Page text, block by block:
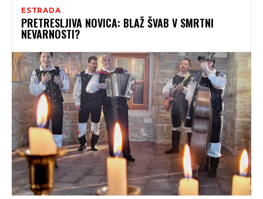
ESTRADA
PRETRESLJIVA NOVICA: BLAŽ ŠVAB V SMRTNI
NEVARNOSTI?